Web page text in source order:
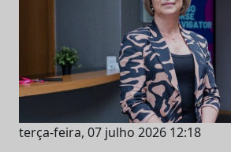
terça-feira, 07 julho 2026 12:18